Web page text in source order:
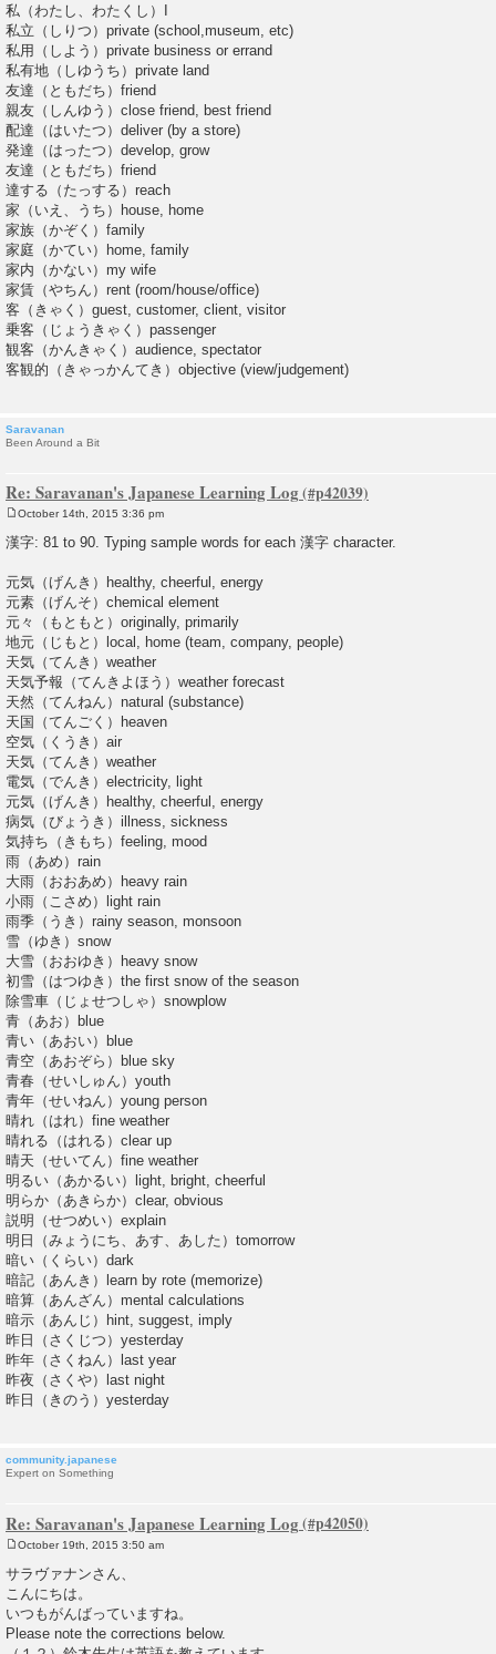
私（わたし、わたくし）I
私立（しりつ）private (school,museum, etc)
私用（しよう）private business or errand
私有地（しゆうち）private land
友達（ともだち）friend
親友（しんゆう）close friend, best friend
配達（はいたつ）deliver (by a store)
発達（はったつ）develop, grow
友達（ともだち）friend
達する（たっする）reach
家（いえ、うち）house, home
家族（かぞく）family
家庭（かてい）home, family
家内（かない）my wife
家賃（やちん）rent (room/house/office)
客（きゃく）guest, customer, client, visitor
乗客（じょうきゃく）passenger
観客（かんきゃく）audience, spectator
客観的（きゃっかんてき）objective (view/judgement)
Saravanan
Been Around a Bit
Re: Saravanan's Japanese Learning Log
o
s
October 14th, 2015 3:36 pm
漢字: 81 to 90. Typing sample words for each 漢字 character.
元気（げんき）healthy, cheerful, energy
元素（げんそ）chemical element
元々（もともと）originally, primarily
地元（じもと）local, home (team, company, people)
天気（てんき）weather
天気予報（てんきよほう）weather forecast
天然（てんねん）natural (substance)
天国（てんごく）heaven
空気（くうき）air
天気（てんき）weather
電気（でんき）electricity, light
元気（げんき）healthy, cheerful, energy
病気（びょうき）illness, sickness
気持ち（きもち）feeling, mood
雨（あめ）rain
大雨（おおあめ）heavy rain
小雨（こさめ）light rain
雨季（うき）rainy season, monsoon
雪（ゆき）snow
大雪（おおゆき）heavy snow
初雪（はつゆき）the first snow of the season
除雪車（じょせつしゃ）snowplow
青（あお）blue
青い（あおい）blue
青空（あおぞら）blue sky
青春（せいしゅん）youth
青年（せいねん）young person
晴れ（はれ）fine weather
晴れる（はれる）clear up
晴天（せいてん）fine weather
明るい（あかるい）light, bright, cheerful
明らか（あきらか）clear, obvious
説明（せつめい）explain
明日（みょうにち、あす、あした）tomorrow
暗い（くらい）dark
暗記（あんき）learn by rote (memorize)
暗算（あんざん）mental calculations
暗示（あんじ）hint, suggest, imply
昨日（さくじつ）yesterday
昨年（さくねん）last year
昨夜（さくや）last night
昨日（きのう）yesterday
community.japanese
Expert on Something
Re: Saravanan's Japanese Learning Log
o
October 19th, 2015 3:50 am
サラヴァナンさん、
こんにちは。
いつもがんばっていますね。
Please note the corrections below.